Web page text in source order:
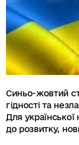
Синьо-жовтий
гідності та
Для
до розвитку,